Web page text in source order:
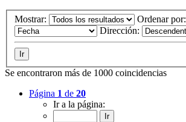
Mostrar:
Ordenar por:
Dirección:
Se encontraron más de 1000 coincidencias
Página 1 de 20
Ir a la página: